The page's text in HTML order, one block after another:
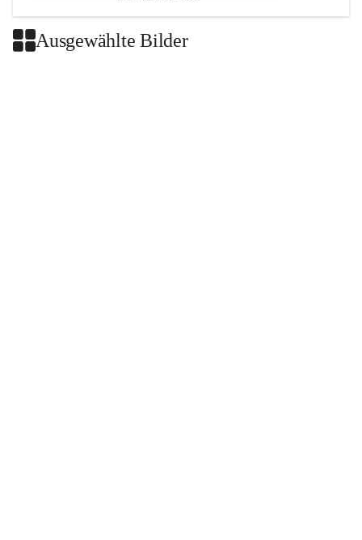
Ausgewählte Bilder